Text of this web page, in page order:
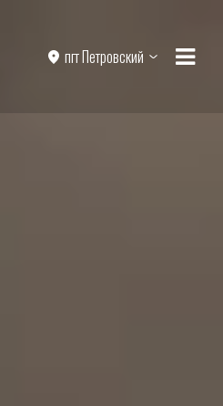
пгт Петровский